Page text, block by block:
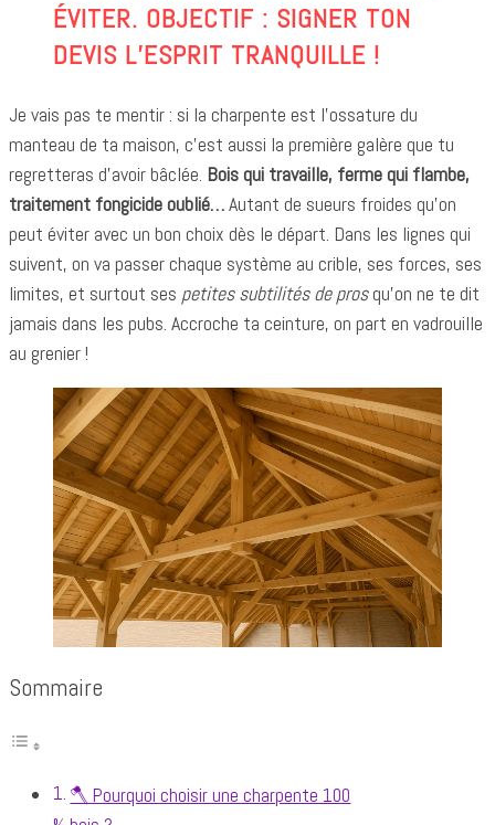
ÉVITER. OBJECTIF : SIGNER TON
DEVIS L’ESPRIT TRANQUILLE !
Je vais pas te mentir : si la charpente est l’ossature du
manteau de ta maison, c’est aussi la première galère que tu
regretteras d’avoir bâclée. Bois qui travaille, ferme qui flambe,
traitement fongicide oublié…Autant de sueurs froides qu’on
peut éviter avec un bon choix dès le départ. Dans les lignes qui
suivent, on va passer chaque système au crible, ses forces, ses
limites, et surtout ses petites subtilités de prosqu’on ne te dit
jamais dans les pubs. Accroche ta ceinture, on part en vadrouille
au grenier !
Sommaire
🪓 Pourquoi choisir une charpente 100